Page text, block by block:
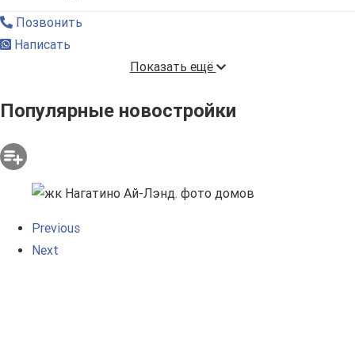
Позвонить
Написать
Показать ещё
Популярные новостройки
Previous
Next